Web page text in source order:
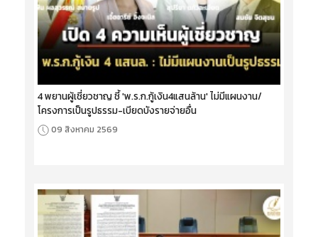
4 พยานผู้เชี่ยวชาญ ชี้ 'พ.ร.ก.กู้เงิน4แสนล้าน' ไม่มีแผนงาน/
โครงการเป็นรูปธรรม-เบียดบังรายจ่ายอื่น
09 สิงหาคม 2569